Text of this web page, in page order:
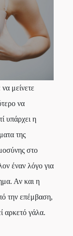
μείνετε
να
υπάρχει η
της
στο
έναν λόγο για
Αν και η
την επέμβαση,
αρκετό γάλα.